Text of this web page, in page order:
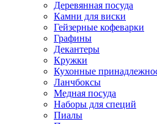
Деревянная посуда
Камни для виски
Гейзерные кофеварки
Графины
Декантеры
Кружки
Кухонные
Ланчбоксы
Медная посуда
Наборы для специй
Пиалы